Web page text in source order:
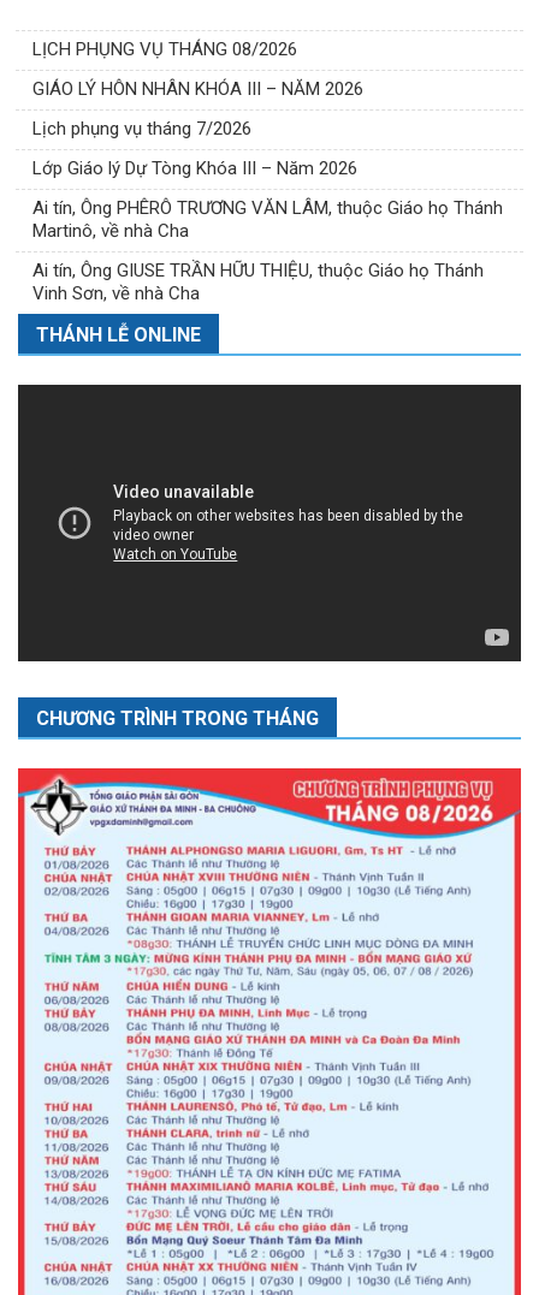
LỊCH PHỤNG VỤ THÁNG 08/2026
GIÁO LÝ HÔN NHÂN KHÓA III – NĂM 2026
Lịch phụng vụ tháng 7/2026
Lớp Giáo lý Dự Tòng Khóa III – Năm 2026
Ai tín, Ông PHÊRÔ TRƯƠNG VĂN LÂM, thuộc Giáo họ Thánh
Martinô, về nhà Cha
Ai tín, Ông GIUSE TRẦN HỮU THIỆU, thuộc Giáo họ Thánh
Vinh Sơn, về nhà Cha
THÁNH LỄ ONLINE
CHƯƠNG TRÌNH TRONG THÁNG